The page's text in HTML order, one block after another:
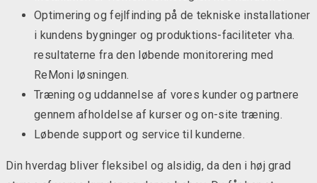
Optimering og fejlfinding på de tekniske installationer
i kundens bygninger og produktions-faciliteter vha.
resultaterne fra den løbende monitorering med
ReMoni løsningen.
Træning og uddannelse af vores kunder og partnere
gennem afholdelse af kurser og on-site træning.
Løbende support og service til kunderne.
Din hverdag bliver fleksibel og alsidig, da den i høj grad